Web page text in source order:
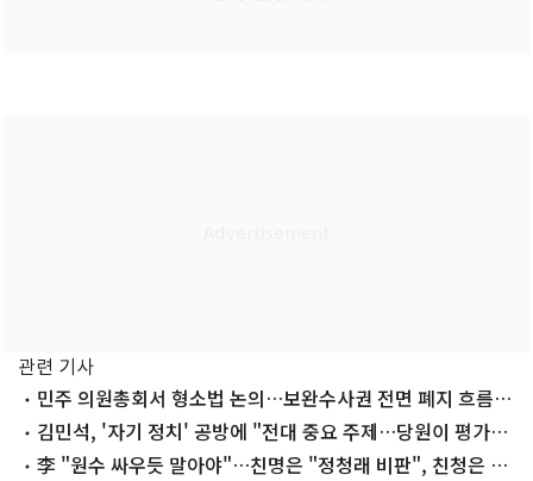
관련 기사
민주 의원총회서 형소법 논의…보완수사권 전면 폐지 흐름
바뀔까
김민석, '자기 정치' 공방에 "전대 중요 주제…당원이 평가할
시간"
李 "원수 싸우듯 말아야"…친명은 "정청래 비판", 친청은 언